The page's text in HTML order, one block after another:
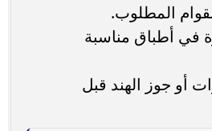
المطلوب.
في أطباق مناسبة
أو جوز الهند قبل